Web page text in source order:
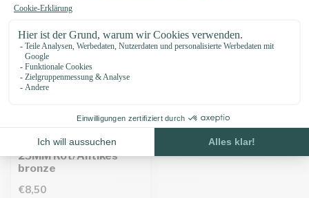
Biothane adapter
25MM Rot/Antikes
bronze
€8,50